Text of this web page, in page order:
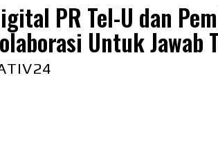
PR Tel-U dan
Untuk Jawab